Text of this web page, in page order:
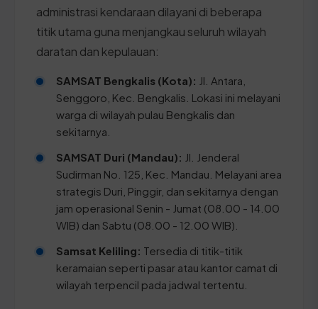
administrasi kendaraan dilayani di beberapa
titik utama guna menjangkau seluruh wilayah
daratan dan kepulauan:
SAMSAT Bengkalis (Kota): Jl. Antara,
Senggoro, Kec. Bengkalis. Lokasi ini melayani
warga di wilayah pulau Bengkalis dan
sekitarnya.
SAMSAT Duri (Mandau): Jl. Jenderal
Sudirman No. 125, Kec. Mandau. Melayani area
strategis Duri, Pinggir, dan sekitarnya dengan
jam operasional Senin - Jumat (08.00 - 14.00
WIB) dan Sabtu (08.00 - 12.00 WIB).
Samsat Keliling: Tersedia di titik-titik
keramaian seperti pasar atau kantor camat di
wilayah terpencil pada jadwal tertentu.